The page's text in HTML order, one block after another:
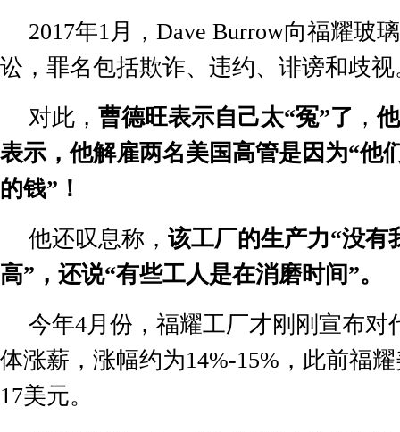
2017年1月， Dave Burrow向福耀玻
讼，罪名包括欺诈、违约、诽谤和歧视
对此， 曹德旺表示自己太“冤”了 ，
表示，他解雇两名美国高管是因为“他
的钱”！
他还叹息称， 该工厂的生产力“没有
高”，还说“有些工人是在消磨时间”。
今年4月份，福耀工厂才刚刚宣布对
体涨薪，涨幅约为14%-15% ，此前福
17美元。
【视
较量